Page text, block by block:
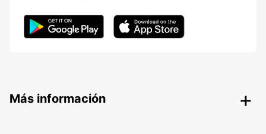
Más información